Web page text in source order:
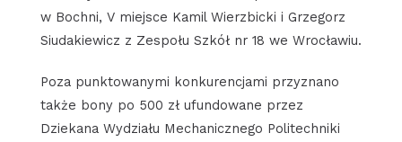
w Bochni, V miejsce Kamil Wierzbicki i Grzegorz
Siudakiewicz z Zespołu Szkół nr 18 we Wrocławiu.
Poza punktowanymi konkurencjami przyznano
także bony po 500 zł ufundowane przez
Dziekana Wydziału Mechanicznego Politechniki